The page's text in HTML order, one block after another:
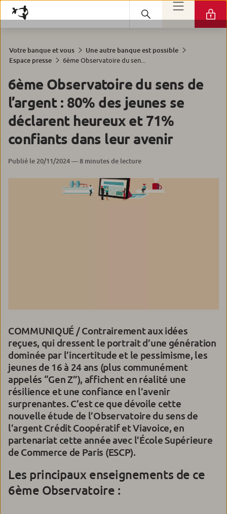
Votre banque et vous
Une autre banque est possible
Espace presse
6ème Observatoire du sen...
6ème Observatoire du sens de
l’argent : 80% des jeunes se
déclarent heureux et 71%
confiants dans leur avenir
Publié le 20/11/2024 — 8 minutes de lecture
COMMUNIQUÉ / Contrairement aux idées
reçues, qui dressent le portrait d’une génération
dominée par l’incertitude et le pessimisme, les
jeunes de 16 à 24 ans (plus communément
appelés “Gen Z”), affichent en réalité une
résilience et une confiance en l’avenir
surprenantes. C’est ce que dévoile cette
nouvelle étude de l’Observatoire du sens de
l’argent Crédit Coopératif et Viavoice, en
partenariat cette année avec l’École Supérieure
de Commerce de Paris (ESCP).
Les principaux enseignements de ce
6ème Observatoire :